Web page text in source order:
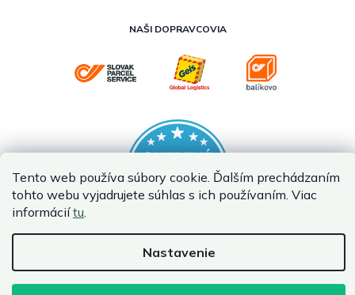
Tento web používa súbory cookie. Ďalším prechádzaním
tohto webu vyjadrujete súhlas s ich používaním. Viac
informáciítu.
Nastavenie
NAŠI DOPRAVCOVIA